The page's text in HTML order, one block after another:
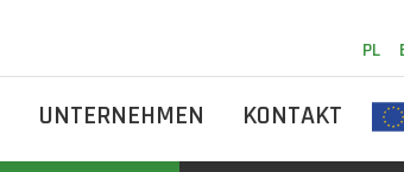
PL
UNTERNEHMEN KONTAKT